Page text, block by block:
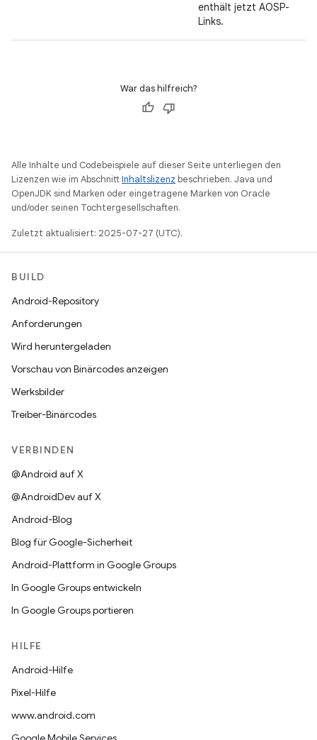
enthält jetzt AOSP-
Links.
War das hilfreich?
Alle Inhalte und Codebeispiele auf dieser Seite unterliegen den
Lizenzen wie im AbschnittInhaltslizenz beschrieben. Java und
OpenJDK sind Marken oder eingetragene Marken von Oracle
und/oder seinen Tochtergesellschaften.
Zuletzt aktualisiert: 2025-07-27 (UTC).
BUILD
Android-Repository
Anforderungen
Wird heruntergeladen
Vorschau von Binärcodes anzeigen
Werksbilder
Treiber-Binärcodes
VERBINDEN
@Android auf X
@AndroidDev auf X
Android-Blog
Blog für Google-Sicherheit
Android-Plattform in Google Groups
In Google Groups entwickeln
In Google Groups portieren
HILFE
Android-Hilfe
Pixel-Hilfe
www.android.com